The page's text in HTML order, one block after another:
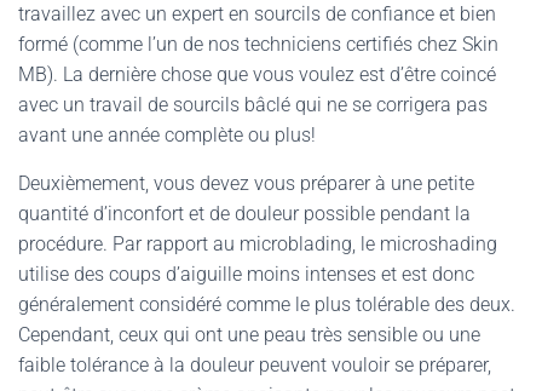
travaillez avec un expert en sourcils de confiance et bien
formé (comme l’un de nos techniciens certifiés chez Skin
MB). La dernière chose que vous voulez est d’être coincé
avec un travail de sourcils bâclé qui ne se corrigera pas
avant une année complète ou plus!
Deuxièmement, vous devez vous préparer à une petite
quantité d’inconfort et de douleur possible pendant la
procédure. Par rapport au microblading, le microshading
utilise des coups d’aiguille moins intenses et est donc
généralement considéré comme le plus tolérable des deux.
Cependant, ceux qui ont une peau très sensible ou une
faible tolérance à la douleur peuvent vouloir se préparer,